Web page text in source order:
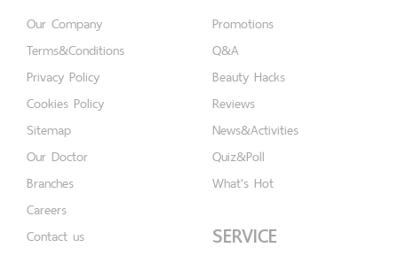
Our Company
Terms&Conditions
Privacy Policy
Cookies Policy
Sitemap
Our Doctor
Branches
Careers
Contact us
Promotions
Q&A
Beauty Hacks
Reviews
News&Activities
Quiz&Poll
What's Hot
SERVICE